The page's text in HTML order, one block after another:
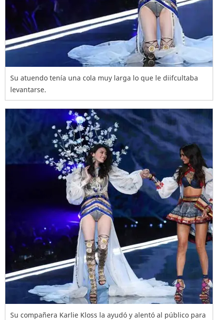
Su atuendo tenía una cola muy larga lo que le diifcultaba
levantarse.
Su compañera Karlie Kloss la ayudó y alentó al público para